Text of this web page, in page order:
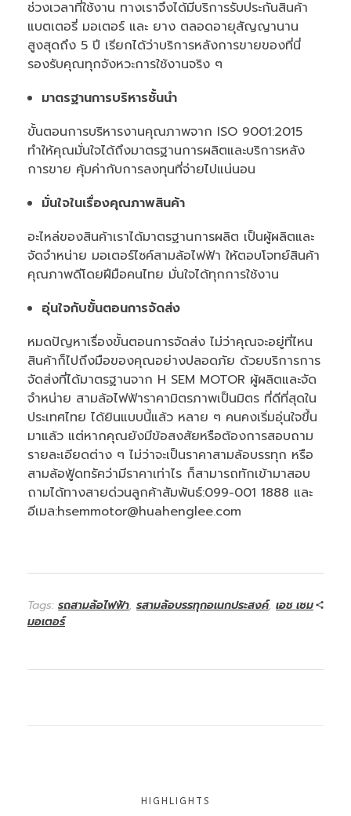
ช่วงเวลาที่ใช้งาน ทางเราจึงได้มีบริการรับประกันสินค้า
แบตเตอรี่ มอเตอร์ และ ยาง ตลอดอายุสัญญานาน
สูงสุดถึง 5 ปี เรียกได้ว่าบริการหลังการขายของที่นี่
รองรับคุณทุกจังหวะการใช้งานจริง ๆ
มาตรฐานการบริหารชั้นนำ
ขั้นตอนการบริหารงานคุณภาพจาก ISO 9001:2015
ทำให้คุณมั่นใจได้ถึงมาตรฐานการผลิตและบริการหลัง
การขาย คุ้มค่ากับการลงทุนที่จ่ายไปแน่นอน
มั่นใจในเรื่องคุณภาพสินค้า
อะไหล่ของสินค้าเราได้มาตรฐานการผลิต เป็นผู้ผลิตและ
จัดจำหน่าย มอเตอร์ไซค์สามล้อไฟฟ้า ให้ตอบโจทย์สินค้า
คุณภาพดีโดยฝีมือคนไทย มั่นใจได้ทุกการใช้งาน
อุ่นใจกับขั้นตอนการจัดส่ง
หมดปัญหาเรื่องขั้นตอนการจัดส่ง ไม่ว่าคุณจะอยู่ที่ไหน
สินค้าก็ไปถึงมือของคุณอย่างปลอดภัย ด้วยบริการการ
จัดส่งที่ได้มาตรฐานจาก H SEM MOTOR ผู้ผลิตและจัด
จำหน่าย สามล้อไฟฟ้าราคามิตรภาพเป็นมิตร ที่ดีที่สุดใน
ประเทศไทย ได้ยินแบบนี้แล้ว หลาย ๆ คนคงเริ่มอุ่นใจขึ้น
มาแล้ว แต่หากคุณยังมีข้อสงสัยหรือต้องการสอบถาม
รายละเอียดต่าง ๆ ไม่ว่าจะเป็นราคาสามล้อบรรทุก หรือ
สามล้อฟู้ดทรัคว่ามีราคาเท่าไร ก็สามารถทักเข้ามาสอบ
ถามได้ทางสายด่วนลูกค้าสัมพันธ์:099-001 1888 และ
อีเมล:hsemmotor@huahenglee.com
Tags: รถสามล้อไฟฟ้า, รสามล้อบรรทุกอเนกประสงค์, เอช เซม
มอเตอร์
HIGHLIGHTS